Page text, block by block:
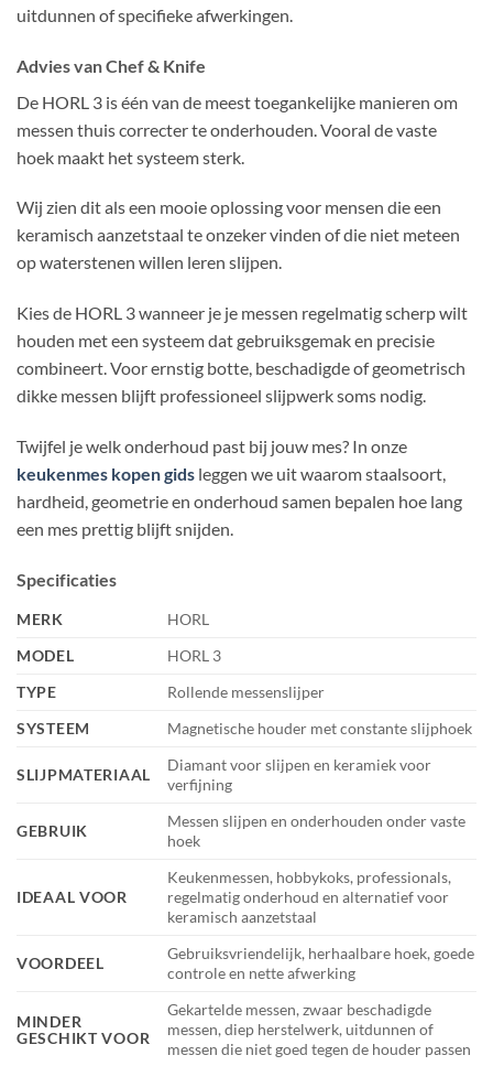
uitdunnen of specifieke afwerkingen.
Advies van Chef & Knife
De HORL 3 is één van de meest toegankelijke manieren om
messen thuis correcter te onderhouden. Vooral de vaste
hoek maakt het systeem sterk.
Wij zien dit als een mooie oplossing voor mensen die een
keramisch aanzetstaal te onzeker vinden of die niet meteen
op waterstenen willen leren slijpen.
Kies de HORL 3 wanneer je je messen regelmatig scherp wilt
houden met een systeem dat gebruiksgemak en precisie
combineert. Voor ernstig botte, beschadigde of geometrisch
dikke messen blijft professioneel slijpwerk soms nodig.
Twijfel je welk onderhoud past bij jouw mes? In onze
keukenmes kopen gids leggen we uit waarom staalsoort,
hardheid, geometrie en onderhoud samen bepalen hoe lang
een mes prettig blijft snijden.
Specificaties
MERK
HORL
MODEL
HORL 3
TYPE
Rollende messenslijper
SYSTEEM
Magnetische houder met constante slijphoek
SLIJPMATERIAAL
Diamant voor slijpen en keramiek voor
verfijning
GEBRUIK
Messen slijpen en onderhouden onder vaste
hoek
IDEAAL VOOR
Keukenmessen, hobbykoks, professionals,
regelmatig onderhoud en alternatief voor
keramisch aanzetstaal
VOORDEEL
Gebruiksvriendelijk, herhaalbare hoek, goede
controle en nette afwerking
MINDER
GESCHIKT VOOR
Gekartelde messen, zwaar beschadigde
messen, diep herstelwerk, uitdunnen of
messen die niet goed tegen de houder passen